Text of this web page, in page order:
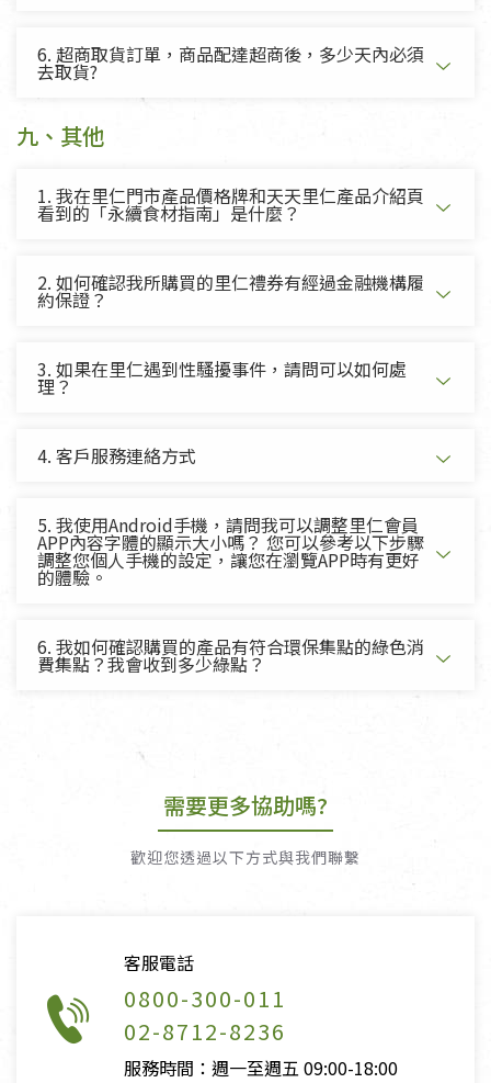
6. 超商取貨訂單，商品配達超商後，多少天內必須
去取貨?
九、其他
1. 我在里仁門市產品價格牌和天天里仁產品介紹頁
看到的「永續食材指南」是什麼？
2. 如何確認我所購買的里仁禮券有經過金融機構履
約保證？
3. 如果在里仁遇到性騷擾事件，請問可以如何處
理？
4. 客戶服務連絡方式
5. 我使用Android手機，請問我可以調整里仁會員
APP內容字體的顯示大小嗎？ 您可以參考以下步驟
調整您個人手機的設定，讓您在瀏覽APP時有更好
的體驗。
6. 我如何確認購買的產品有符合環保集點的綠色消
費集點？我會收到多少綠點？
需要更多協助嗎?
歡迎您透過以下方式與我們聯繫
客服電話
0800-300-011
02-8712-8236
服務時間：週一至週五 09:00-18:00